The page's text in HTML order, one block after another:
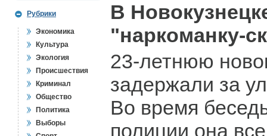
Рубрики
Экономика
Культура
Экология
Происшествия
Криминал
Общество
Политика
Выборы
В
"наркоманку-
23-летнюю
задержали за
Во время
полиции она